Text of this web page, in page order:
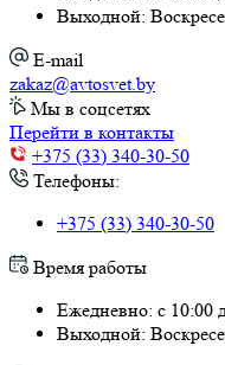
Выходной:
E-mail
zakaz@avtosvet.by
Мы в соцсетях
Перейти в контакты
+375 (33) 340-30-50
Телефоны:
+375 (33) 340-30-50
Время работы
Ежедневно: с 10:00
Выходной: